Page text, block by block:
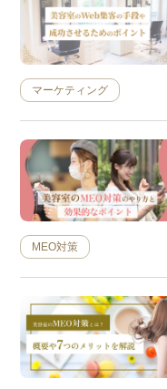
マーケティング
MEO対策